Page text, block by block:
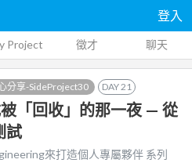
登入
Project 徵才 聊天
分享-SideProject30 DAY21
「回收」的那一夜 — 從
試
來打造個人專屬夥伴 系列